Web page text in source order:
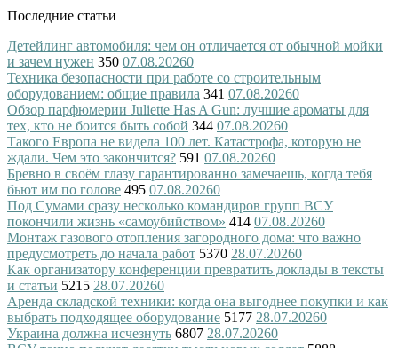
Последние статьи
Детейлинг автомобиля: чем он отличается от обычной мойки
и зачем нужен 350 07.08.20260
Техника безопасности при работе со строительным
оборудованием: общие правила 341 07.08.20260
Обзор парфюмерии Juliette Has A Gun: лучшие ароматы для
тех, кто не боится быть собой 344 07.08.20260
Такого Европа не видела 100 лет. Катастрофа, которую не
ждали. Чем это закончится? 591 07.08.20260
Бревно в своём глазу гарантированно замечаешь, когда тебя
бьют им по голове 495 07.08.20260
Под Сумами сразу несколько командиров групп ВСУ
покончили жизнь «самоубийством» 414 07.08.20260
Монтаж газового отопления загородного дома: что важно
предусмотреть до начала работ 5370 28.07.20260
Как организатору конференции превратить доклады в тексты
и статьи 5215 28.07.20260
Аренда складской техники: когда она выгоднее покупки и как
выбрать подходящее оборудование 5177 28.07.20260
Украина должна исчезнуть 6807 28.07.20260